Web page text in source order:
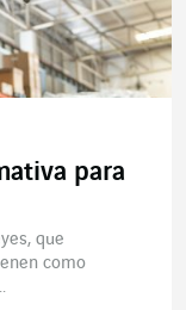
para
que
como